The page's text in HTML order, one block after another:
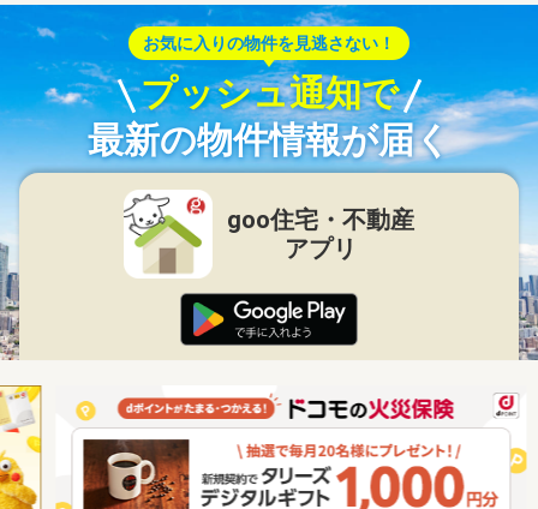
お気に入りの物件を見逃さない！
プッシュ通知で
最新の物件情報が届く
goo住宅・不動産
アプリ